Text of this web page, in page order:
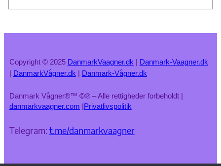
Copyright © 2025 DanmarkVaagner.dk | Danmark-Vaagner.dk
| DanmarkVågner.dk | Danmark-Vågner.dk
Danmark Vågner®™ ©℗ – Alle rettigheder forbeholdt |
danmarkvaagner.com
Privatlivspolitik
Telegram: t.me/danmarkvaagner